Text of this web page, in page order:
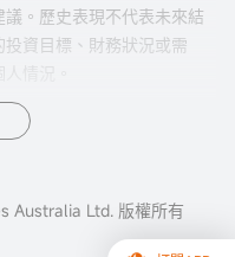
。歷史表現不代表未來結
資目標、財務狀況或需
。期權的特性有可能導致
風險》等文件。
Australia Ltd. 版權所有